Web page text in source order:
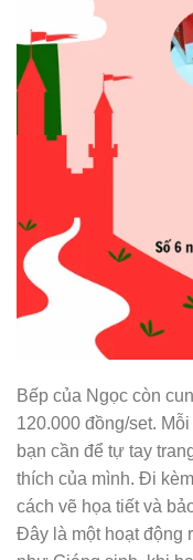
Bếp của Ngọc còn
120.000 đồng/set.
bạn cần để tự tay
thích của mình. Đi
cách vẽ họa tiết và
Đây là một hoạt động